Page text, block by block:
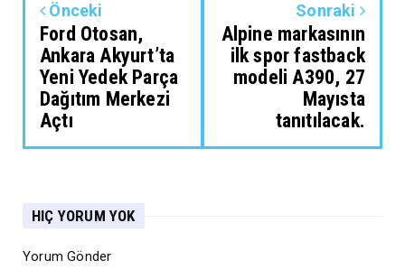
Önceki
Ford Otosan,
Ankara Akyurt’ta
Yeni Yedek Parça
Dağıtım Merkezi
Açtı
Sonraki
Alpine markasının
ilk spor fastback
modeli A390, 27
Mayısta
tanıtılacak.
HIÇ YORUM YOK
Yorum Gönder